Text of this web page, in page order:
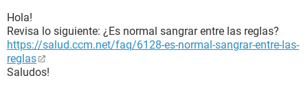
Hola!
Revisa lo siguiente: ¿Es normal sangrar entre las reglas?
https://salud.ccm.net/faq/6128-es-normal-sangrar-entre-las-
reglas
Saludos!